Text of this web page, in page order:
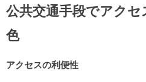
公共交通手段でアク
色
アクセスの利便性